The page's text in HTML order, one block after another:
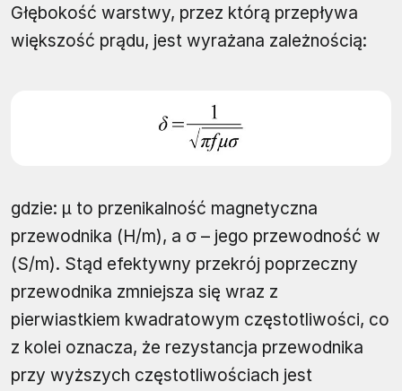
Głębokość warstwy, przez którą przepływa
większość prądu, jest wyrażana zależnością:
gdzie: μ to przenikalność magnetyczna
przewodnika (H/m), a σ – jego przewodność w
(S/m). Stąd efektywny przekrój poprzeczny
przewodnika zmniejsza się wraz z
pierwiastkiem kwadratowym częstotliwości, co
z kolei oznacza, że rezystancja przewodnika
przy wyższych częstotliwościach jest